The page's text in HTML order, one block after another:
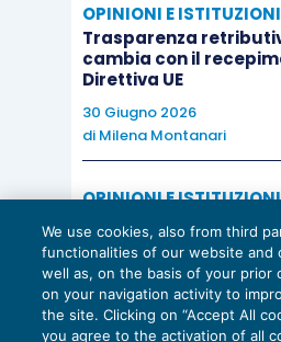
OPINIONI E ISTITUZIONI
Trasparenza
cambia con il
Direttiva UE
30 Giugno 2026
di Milena Montanari
OPINIONI E ISTITUZIONI
Valorizzare il
una riflessione sul
consulenza del lavoro
15 Giugno 2026
di Milena Montanari
We use cookies, also from third
functionalities of our website and
well as, on the basis of your prior
on your navigation activity to
the site. Clicking on “Accept All
you agree to the activation of all